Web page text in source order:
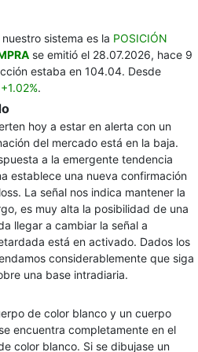
sistema es la POSICIÓN
se emitió el 28.07.2026, hace 9
estaba en 104.04. Desde
+1.02%.
hoy a estar en alerta con un
del mercado está en la baja.
a la emergente tendencia
establece una nueva confirmación
La señal nos indica mantener la
es muy alta la posibilidad de una
llegar a cambiar la señal a
está en activado. Dados los
considerablemente que siga
una base intradiaria.
de color blanco y un cuerpo
encuentra completamente en el
color blanco. Si se dibujase un